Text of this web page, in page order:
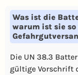
Was ist die
warum ist sie
Die UN 38.3
gültige Vorschrift